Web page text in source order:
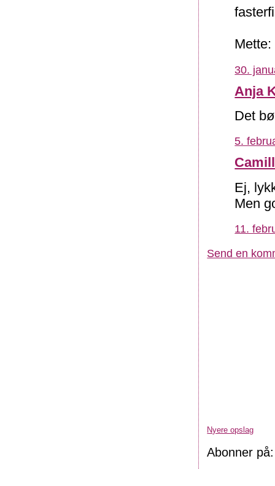
30.
Anja
Det
5.
Ej,
Men
11.
Send en
Nyere opslag
Abonner